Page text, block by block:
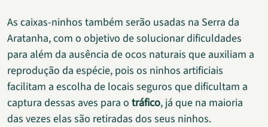
As caixas-ninhos também serão usadas na Serra da
Aratanha, com o objetivo de solucionar dificuldades
para além da ausência de ocos naturais que auxiliam a
reprodução da espécie, pois os ninhos artificiais
facilitam a escolha de locais seguros que dificultam a
captura dessas aves para o tráfico, já que na maioria
das vezes elas são retiradas dos seus ninhos.